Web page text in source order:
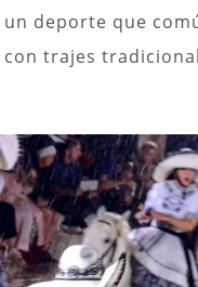
deporte que
con trajes